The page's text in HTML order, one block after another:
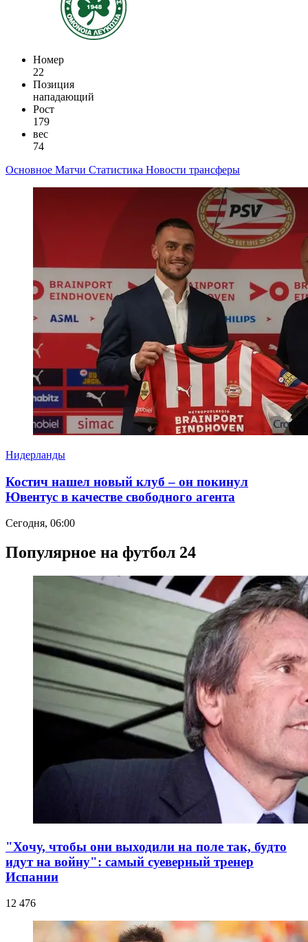
Номер
22
Позиция
нападающий
Рост
179
вес
74
Основное Матчи Статистика Новости трансферы
Нидерланды
Костич нашел новый клуб – он покинул
Ювентус в качестве свободного агента
Сегодня, 06:00
Популярное на футбол 24
"Хочу, чтобы они выходили на поле так, будто
идут на войну": самый суеверный тренер
Испании
12 476